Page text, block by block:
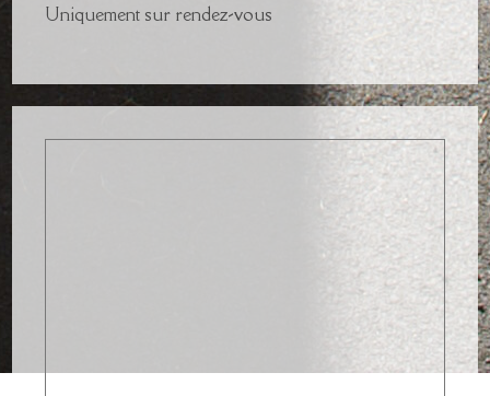
Uniquement sur rendez-vous